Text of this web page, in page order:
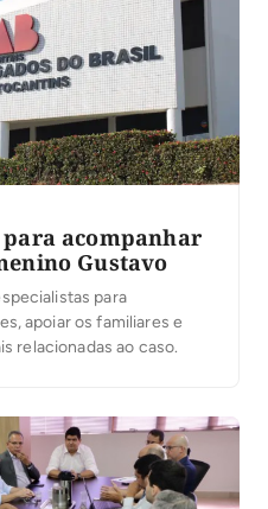
para acompanhar
Gustavo
para
apoiar os familiares e
relacionadas ao caso.